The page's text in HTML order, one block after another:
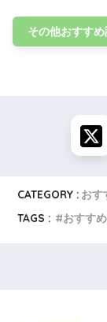
その他おすす
CATEGORY : おす
TAGS :
おすすめ